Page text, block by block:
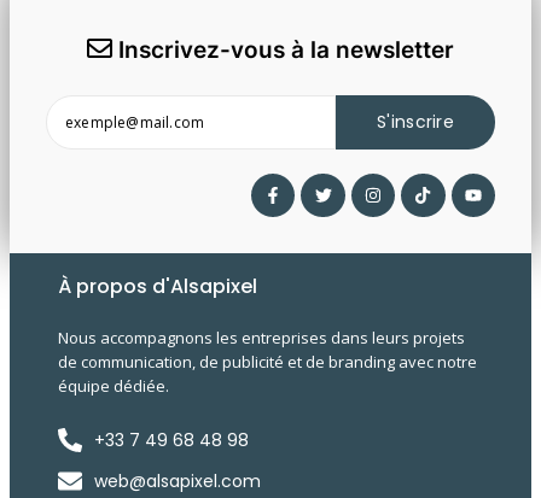
Inscrivez-vous à la newsletter
S'inscrire
À propos d'Alsapixel
Nous accompagnons les entreprises dans leurs projets
de communication, de publicité et de branding avec notre
équipe dédiée.
+33 7 49 68 48 98
web@alsapixel.com